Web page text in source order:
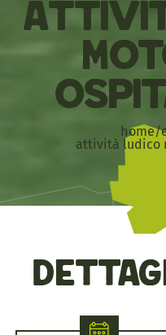
home/
attività ludico